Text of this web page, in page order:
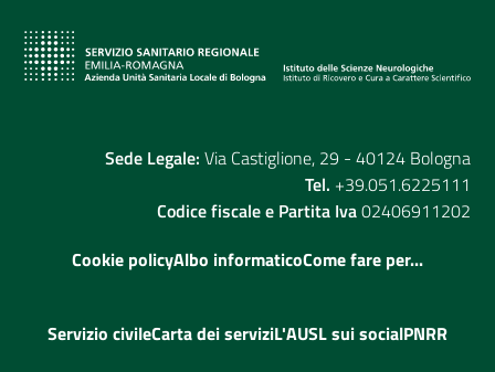
Sede Legale: Via Castiglione, 29 - 40124 Bologna
Tel. +39.051.6225111
Codice fiscale e Partita Iva02406911202
Cookie policyAlbo informaticoCome fare per...
Servizio civileCarta dei serviziL'AUSL sui socialPNRR